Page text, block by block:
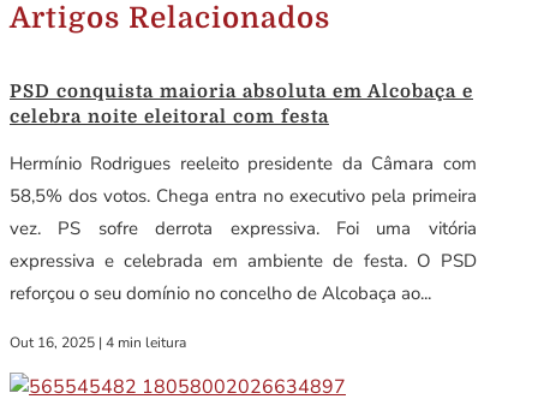
Artigos Relacionados
PSD conquista maioria absoluta em Alcobaça e
celebra noite eleitoral com festa
Hermínio Rodrigues reeleito presidente da Câmara com
58,5% dos votos. Chega entra no executivo pela primeira
vez. PS sofre derrota expressiva. Foi uma vitória
expressiva e celebrada em ambiente de festa. O PSD
reforçou o seu domínio no concelho de Alcobaça ao...
Out 16, 2025 | 4 min leitura